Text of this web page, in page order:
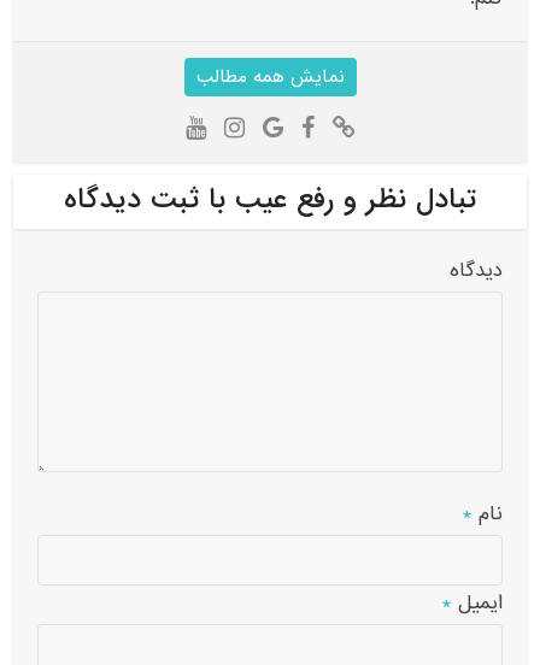
نمایش همه مطالب
تبادل نظر و رفع عیب با ثبت دیدگاه
دیدگاه
نام*
ایمیل*